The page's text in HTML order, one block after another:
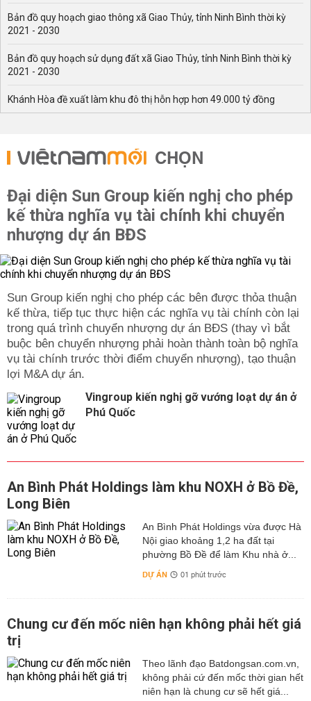
Bản đồ quy hoạch giao thông xã Giao Thủy, tỉnh Ninh Bình thời kỳ
2021 - 2030
Bản đồ quy hoạch sử dụng đất xã Giao Thủy, tỉnh Ninh Bình thời kỳ
2021 - 2030
Khánh Hòa đề xuất làm khu đô thị hỗn hợp hơn 49.000 tỷ đồng
CHỌN
Đại diện Sun Group kiến nghị cho phép
kế thừa nghĩa vụ tài chính khi chuyển
nhượng dự án BĐS
Sun Group kiến nghị cho phép các bên được thỏa thuận
kế thừa, tiếp tục thực hiện các nghĩa vụ tài chính còn lại
trong quá trình chuyển nhượng dự án BĐS (thay vì bắt
buộc bên chuyển nhượng phải hoàn thành toàn bộ nghĩa
vụ tài chính trước thời điểm chuyển nhượng), tạo thuận
lợi M&A dự án.
Vingroup kiến nghị gỡ vướng loạt dự án ở
Phú Quốc
An Bình Phát Holdings làm khu NOXH ở Bồ Đề,
Long Biên
An Bình Phát Holdings vừa được Hà
Nội giao khoảng 1,2 ha đất tại
phường Bồ Đề để làm Khu nhà ở...
DỰ ÁN 01 phút trước
Chung cư đến mốc niên hạn không phải hết giá
trị
Theo lãnh đạo Batdongsan.com.vn,
không phải cứ đến mốc thời gian hết
niên hạn là chung cư sẽ hết giá...